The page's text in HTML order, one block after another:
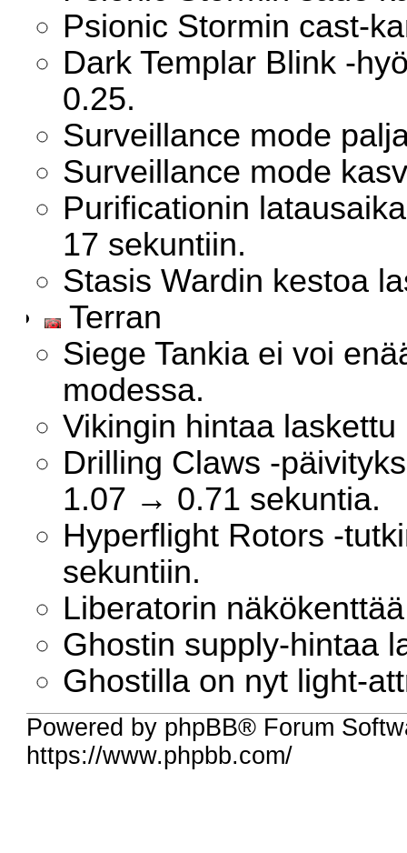
Psionic Stormin cast-
Dark Templar Blink -
0.25.
Surveillance mode
Surveillance mode
Purificationin
17 sekuntiin.
Stasis Wardin kestoa
Terran
Siege Tankia ei voi
modessa.
Vikingin hintaa
Drilling Claws -
1.07 → 0.71 sekuntia.
Hyperflight Rotors -
sekuntiin.
Liberatorin
Ghostin supply-hintaa
Ghostilla on nyt light-
Powered by phpBB® Forum
https://www.phpbb.com/